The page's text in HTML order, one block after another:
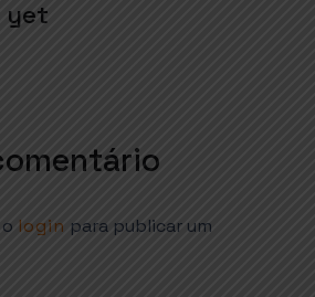
yet
login para publicar um